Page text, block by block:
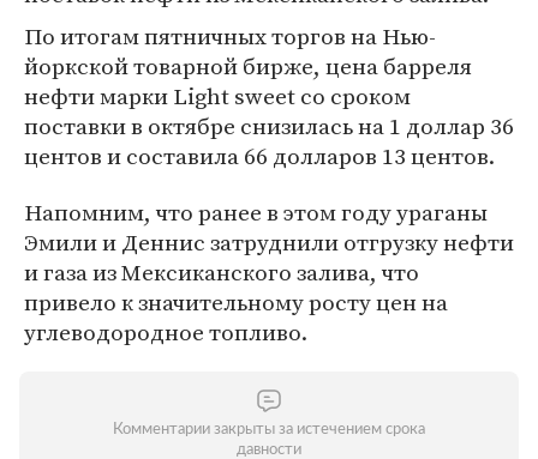
По итогам пятничных торгов на Нью-
йоркской товарной бирже, цена барреля
нефти марки Light sweet со сроком
поставки в октябре снизилась на 1 доллар 36
центов и составила 66 долларов 13 центов.
Напомним, что ранее в этом году ураганы
Эмили и Деннис затруднили отгрузку нефти
и газа из Мексиканского залива, что
привело к значительному росту цен на
углеводородное топливо.
Комментарии закрыты за истечением срока
давности